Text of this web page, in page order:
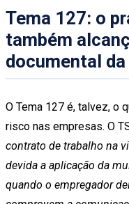
Tema 127: o
também
documental
O Tema 127 é, talvez, o
risco nas empresas. O
contrato de trabalho na
devida a aplicação da
quando o empregador